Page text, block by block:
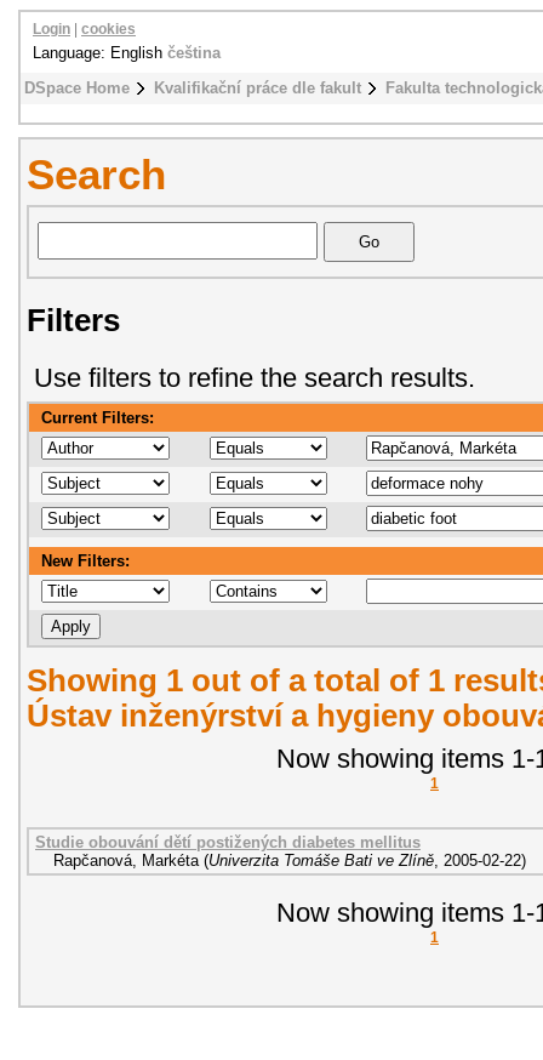
DSpace Home Kvalifikační práce dle fakult Fakulta
Login cookies
Language: English čeština
Search
Filters
Use filters to refine the search results.
Current Filters:
New Filters:
Showing 1 out of a total of 1
Ústav inženýrství a hygieny
Now showing items 1-
1
Studie obouvání dětí postižených diabetes mellitus
Rapčanová, Markéta (Univerzita Tomáše Bati ve Zlíně 2005-02-22)
Now showing items 1-
1